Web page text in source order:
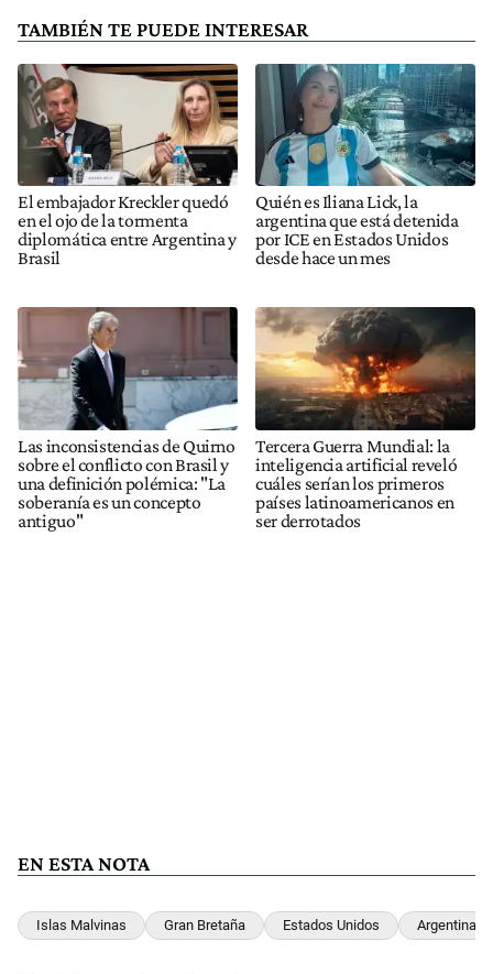
TAMBIÉN TE PUEDE INTERESAR
El embajador Kreckler quedó
en el ojo de la tormenta
diplomática entre Argentina y
Brasil
Quién es Iliana Lick, la
argentina que está detenida
por ICE en Estados Unidos
desde hace un mes
Las inconsistencias de Quirno
sobre el conflicto con Brasil y
una definición polémica: "La
soberanía es un concepto
antiguo"
Tercera Guerra Mundial: la
inteligencia artificial reveló
cuáles serían los primeros
países latinoamericanos en
ser derrotados
EN ESTA NOTA
Islas Malvinas Gran Bretaña Estados Unidos Argentina